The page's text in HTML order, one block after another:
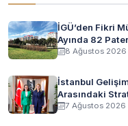
İGÜ’den Fikri
Ayında 82
8 Ağustos
İstanbul
Arasındaki
7 Ağustos 2026